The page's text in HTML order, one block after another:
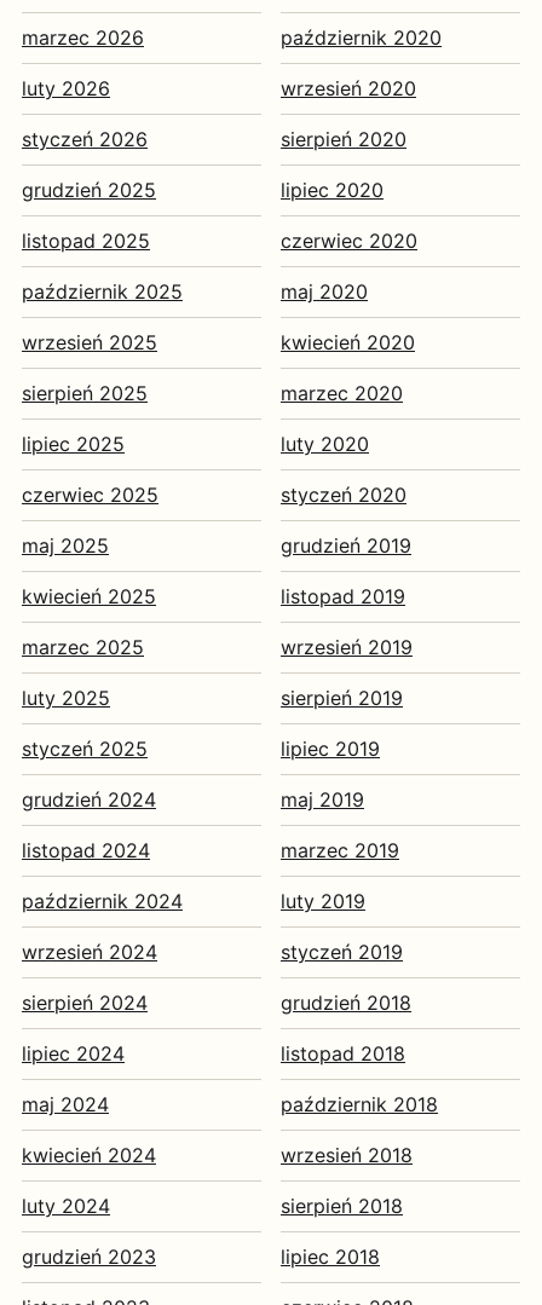
marzec 2026
luty 2026
styczeń 2026
grudzień 2025
listopad 2025
październik 2025
wrzesień 2025
sierpień 2025
lipiec 2025
czerwiec 2025
maj 2025
kwiecień 2025
marzec 2025
luty 2025
styczeń 2025
grudzień 2024
listopad 2024
październik 2024
wrzesień 2024
sierpień 2024
lipiec 2024
maj 2024
kwiecień 2024
luty 2024
grudzień 2023
październik 2020
wrzesień 2020
sierpień 2020
lipiec 2020
czerwiec 2020
maj 2020
kwiecień 2020
marzec 2020
luty 2020
styczeń 2020
grudzień 2019
listopad 2019
wrzesień 2019
sierpień 2019
lipiec 2019
maj 2019
marzec 2019
luty 2019
styczeń 2019
grudzień 2018
listopad 2018
październik 2018
wrzesień 2018
sierpień 2018
lipiec 2018